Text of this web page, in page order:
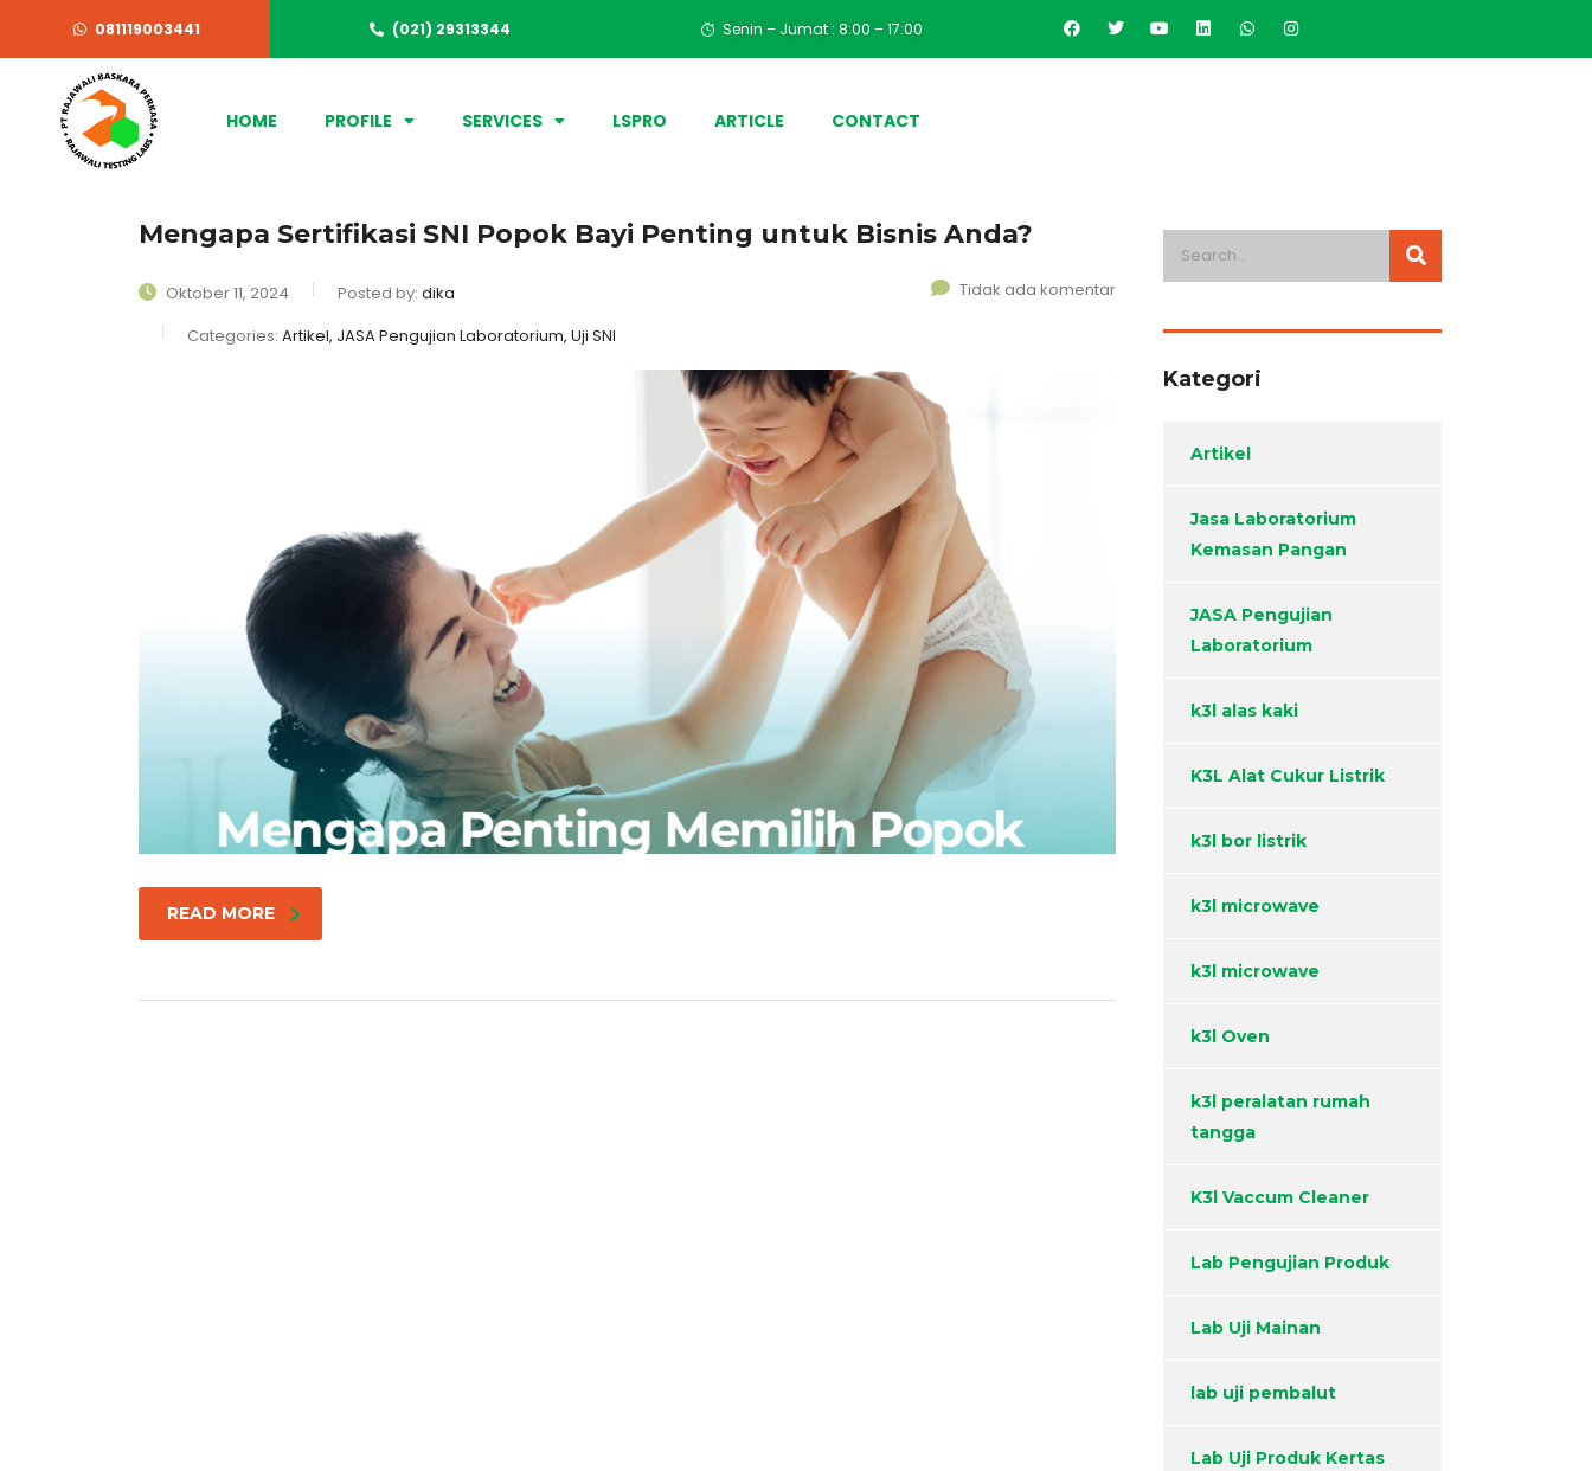
081119003441 (021) 29313344 Senin – Jumat : 8:00 – 17:00
HOME PROFILE SERVICES LSPRO ARTICLE CONTACT
Mengapa Sertifikasi SNI Popok Bayi Penting untuk Bisnis Anda?
Oktober 11, 2024 Posted by: dika
Categories: Artikel, JASA Pengujian Laboratorium, Uji SNI
Tidak ada komentar
READ MORE
Kategori
Artikel
Jasa Laboratorium
Kemasan Pangan
JASA Pengujian
Laboratorium
k3l alas kaki
K3L Alat Cukur Listrik
k3l bor listrik
k3l microwave
k3l microwave
k3l Oven
k3l peralatan rumah
tangga
K3l Vaccum Cleaner
Lab Pengujian Produk
Lab Uji Mainan
lab uji pembalut
Lab Uji Produk Kertas